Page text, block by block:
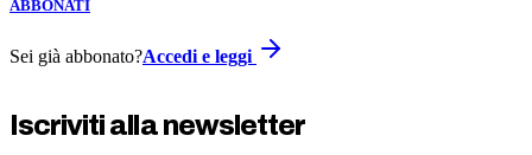
ABBONATI
Sei già abbonato?Accedi e leggi
Iscriviti alla newsletter